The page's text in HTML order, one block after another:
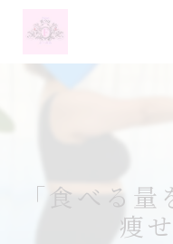
「食べる
痩